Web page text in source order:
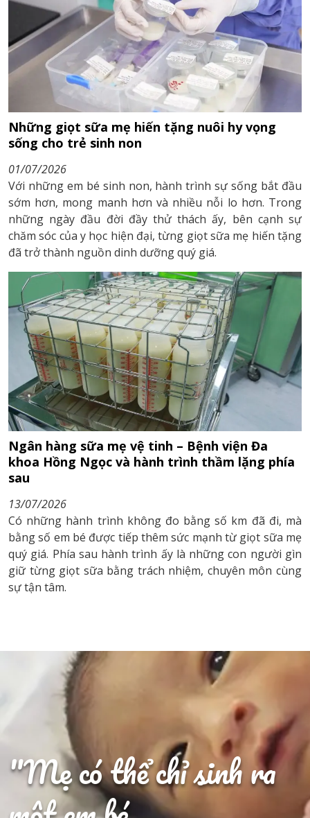
Những giọt sữa mẹ hiến tặng nuôi hy vọng
sống cho trẻ sinh non
01/07/2026
Với những em bé sinh non, hành trình sự sống bắt đầu
sớm hơn, mong manh hơn và nhiều nỗi lo hơn. Trong
những ngày đầu đời đầy thử thách ấy, bên cạnh sự
chăm sóc của y học hiện đại, từng giọt sữa mẹ hiến tặng
đã trở thành nguồn dinh dưỡng quý giá.
Ngân hàng sữa mẹ vệ tinh – Bệnh viện Đa
khoa Hồng Ngọc và hành trình thầm lặng phía
sau
13/07/2026
Có những hành trình không đo bằng số km đã đi, mà
bằng số em bé được tiếp thêm sức mạnh từ giọt sữa mẹ
quý giá. Phía sau hành trình ấy là những con người gìn
giữ từng giọt sữa bằng trách nhiệm, chuyên môn cùng
sự tận tâm.
"Mẹ có thể chỉ sinh ra